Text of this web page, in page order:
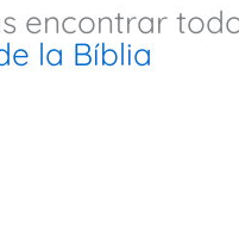
encontrar
la Bíblia